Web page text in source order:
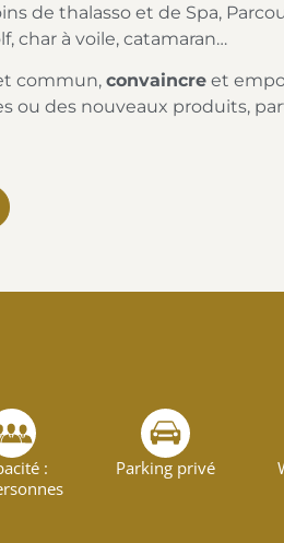
de thalasso et de Spa,
char à voile, catamaran…
commun, convaincre et
ou des nouveaux produits,
:
Parking privé